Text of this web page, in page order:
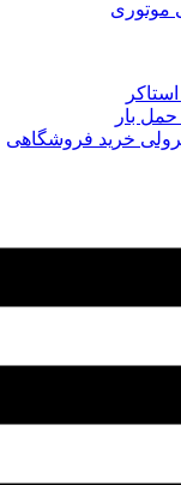
موتوری
بار
خرید فروشگاهی